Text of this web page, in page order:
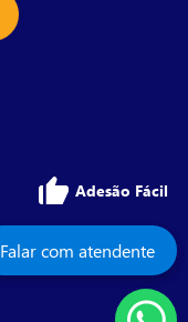
Adesão Fácil
Falar com atendente